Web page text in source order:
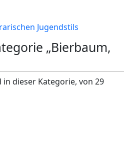
Jugendstils
„Bierbaum,
in dieser Kategorie, von 29